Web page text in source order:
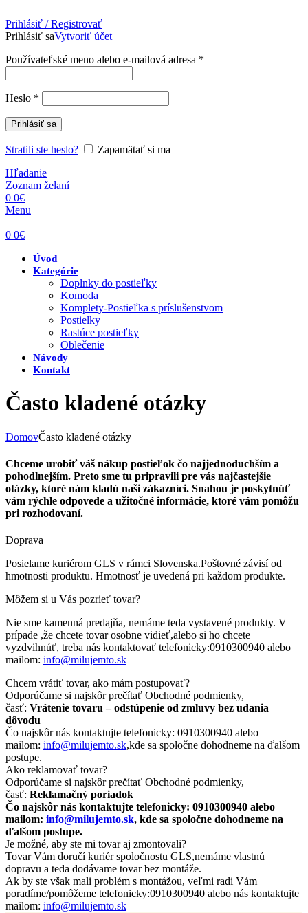
Prihlásiť / Registrovať
Prihlásiť saVytvoriť účet
Používateľské meno alebo e-mailová adresa *
Heslo *
Prihlásiť sa
Stratili ste heslo?
Zapamätať si ma
Hľadanie
Zoznam želaní
0 0€
Menu
0 0€
Úvod
Kategórie
Doplnky do postieľky
Komoda
Komplety-Postieľka s príslušenstvom
Postielky
Rastúce postieľky
Oblečenie
Návody
Kontakt
Často kladené otázky
DomovČasto kladené otázky
Chceme urobiť váš nákup postieľok čo najjednoduchším a
pohodlnejším. Preto sme tu pripravili pre vás najčastejšie
otázky, ktoré nám kladú naši zákazníci. Snahou je poskytnúť
vám rýchle odpovede a užitočné informácie, ktoré vám pomôžu
pri rozhodovaní.
Doprava
Posielame kuriérom GLS v rámci Slovenska.Poštovné závisí od
hmotnosti produktu. Hmotnosť je uvedená pri každom produkte.
Môžem si u Vás pozrieť tovar?
Nie sme kamenná predajňa, nemáme teda vystavené produkty. V
prípade ,že chcete tovar osobne vidieť,alebo si ho chcete
vyzdvihnúť, treba nás kontaktovať telefonicky:0910300940 alebo
mailom: info@milujemto.sk
Chcem vrátiť tovar, ako mám postupovať?
Odporúčame si najskôr prečítať Obchodné podmienky,
časť: Vrátenie tovaru – odstúpenie od zmluvy bez udania
dôvodu
Čo najskôr nás kontaktujte telefonicky: 0910300940 alebo
mailom: info@milujemto.sk,kde sa spoločne dohodneme na ďalšom
postupe.
Ako reklamovať tovar?
Odporúčame si najskôr prečítať Obchodné podmienky,
časť: Reklamačný poriadok
Čo najskôr nás kontaktujte telefonicky: 0910300940 alebo
mailom: info@milujemto.sk, kde sa spoločne dohodneme na
ďalšom postupe.
Je možné, aby ste mi tovar aj zmontovali?
Tovar Vám doručí kuriér spoločnostu GLS,nemáme vlastnú
dopravu a teda dodávame tovar bez montáže.
Ak by ste však mali problém s montážou, veľmi radi Vám
poradíme/pomôžeme telefonicky:0910300940 alebo nás kontaktujte
mailom: info@milujemto.sk